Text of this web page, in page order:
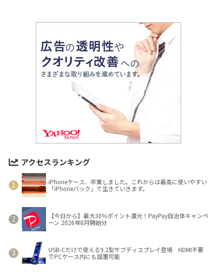
アクセスランキング
iPhoneケース、卒業しました。これからは最高に使いやすい
「iPhoneバック」で生きていきます。
【今日から】最大30％ポイント還元！PayPay自治体キャンペ
ーン 2026年8月開始分
USB-Cだけで使える9.2型サブディスプレイ登場 HDMI不要
でPCケース内にも設置可能